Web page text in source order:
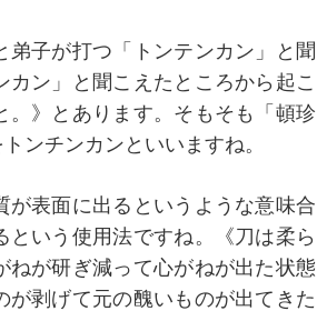
弟子が打つ「トンテンカン」と聞
ン」と聞こえたところから起こ
。》とあります。そもそも「頓珍
ンチンカンといいますね。
が表面に出るというような意味合
いう使用法ですね。《刀は柔ら
が研ぎ減って心がねが出た状態
剥げて元の醜いものが出てきた